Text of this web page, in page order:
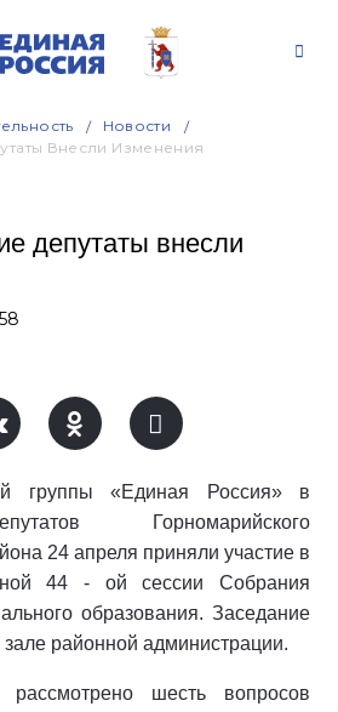
Новости
Внесли Изменения
депутаты внесли
группы «Единая Россия» в
Горномарийского
24 апреля приняли участие в
44 - ой сессии Собрания
образования. Заседание
районной администрации.
шесть вопросов